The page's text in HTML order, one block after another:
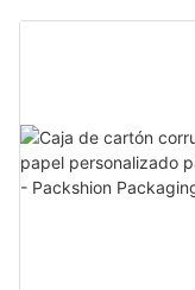
de kits y